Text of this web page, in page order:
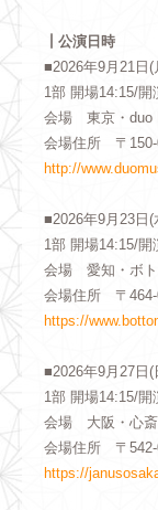
┃公演日時
■2026年9月21日(
1部 開場14:15/
会場 東京・duo
会場住所 〒150-
http://
■2026年9月23日(
1部 開場14:15/
会場 愛知・ボト
会場住所 〒464-
https://
■2026年9月27日(
1部 開場14:15/
会場 大阪・心斎
会場住所 〒542-
https://